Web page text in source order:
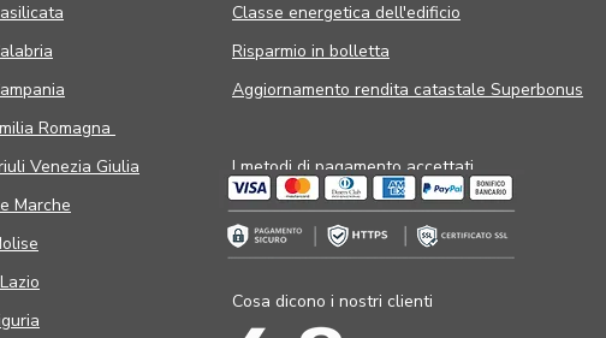
Romagna
Venezia Giulia
Marche
Classe energetica dell'edificio
Risparmio in bolletta
Aggiornamento rendita catastale Superbonus
I metodi di pagamento accettati
Cosa dicono i nostri clienti